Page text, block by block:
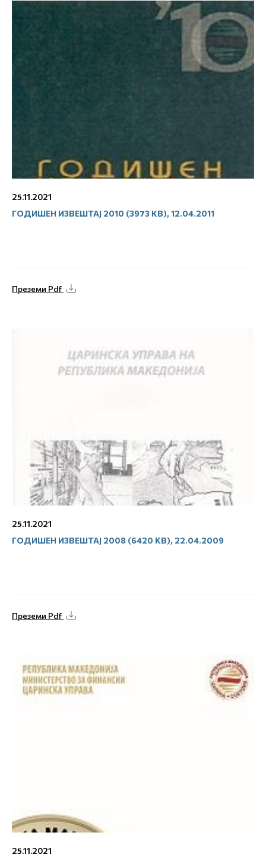
25.11.2021
ГОДИШЕН ИЗВЕШТАЈ 2010 (3973 KB), 12.04.2011
Преземи Pdf
25.11.2021
ГОДИШЕН ИЗВЕШТАЈ 2008 (6420 KB), 22.04.2009
Преземи Pdf
25.11.2021